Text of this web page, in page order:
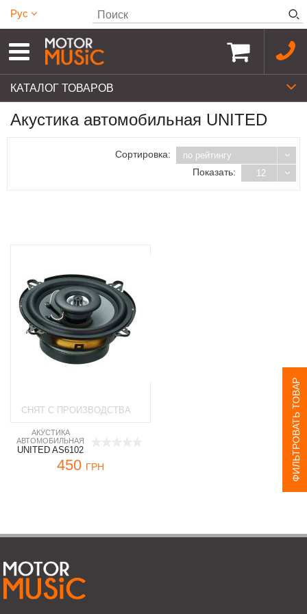
Рус
КАТАЛОГ ТОВАРОВ
ФИЛЬТРОВАТЬ ТОВАР
Акустика автомобильная UNITED
Сортировка: по рейтингу
Показать: 12
СНЯТ С ПРОИЗВОДСТВА
АКУСТИКА
АВТОМОБИЛЬНАЯ
UNITED AS6102
450 ГРН